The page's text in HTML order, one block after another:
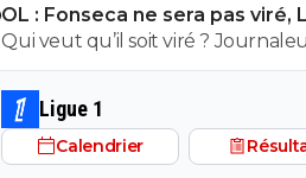
validé ce joueur, je ne vois pas le
OL : Fonseca ne sera pas viré,
pas l'argent pour le faire
Qui veut qu’il soit viré ?
merde
Ligue 1
Calendrier